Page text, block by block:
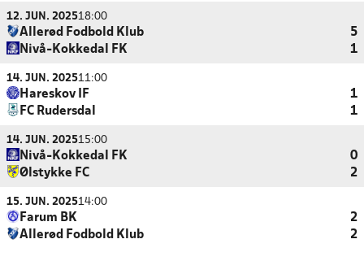
12. JUN. 202518:00
Allerød Fodbold Klub
5
Nivå-Kokkedal FK
1
14. JUN. 202511:00
Hareskov IF
1
FC Rudersdal
1
14. JUN. 202515:00
Nivå-Kokkedal FK
0
Ølstykke FC
2
15. JUN. 202514:00
Farum BK
2
Allerød Fodbold Klub
2